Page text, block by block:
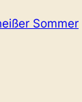
Sommer